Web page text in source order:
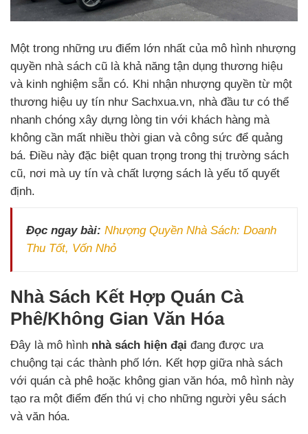
Một trong những ưu điểm lớn nhất của mô hình nhượng
quyền nhà sách cũ là khả năng tận dụng thương hiệu
và kinh nghiệm sẵn có. Khi nhận nhượng quyền từ một
thương hiệu uy tín như Sachxua.vn, nhà đầu tư có thể
nhanh chóng xây dựng lòng tin với khách hàng mà
không cần mất nhiều thời gian và công sức để quảng
bá. Điều này đặc biệt quan trọng trong thị trường sách
cũ, nơi mà uy tín và chất lượng sách là yếu tố quyết
định.
Đọc ngay bài: Nhượng Quyền Nhà Sách: Doanh
Thu Tốt, Vốn Nhỏ
Nhà Sách Kết Hợp Quán Cà
Phê/Không Gian Văn Hóa
Đây là mô hình nhà sách hiện đại đang được ưa
chuộng tại các thành phố lớn. Kết hợp giữa nhà sách
với quán cà phê hoặc không gian văn hóa, mô hình này
tạo ra một điểm đến thú vị cho những người yêu sách
và văn hóa.